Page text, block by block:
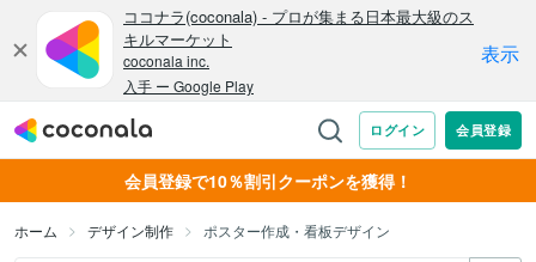
会員登録で10％割引クーポンを獲得！
ホーム デザイン制作 ポスター作成・看板デザイン